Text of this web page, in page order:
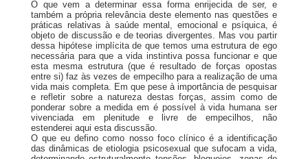
O que vem a determinar essa forma enrijecida de ser, e
também a própria relevância deste elemento nas questões e
práticas relativas à saúde mental, emocional e psíquica, é
objeto de discussão e de teorias divergentes. Mas vou partir
dessa hipótese implícita de que temos uma estrutura de ego
necessária para que a vida instintiva possa funcionar e que
esta mesma estrutura (que é resultado de forças opostas
entre si) faz às vezes de empecilho para a realização de uma
vida mais completa. Em que pese à importância de pesquisar
e refletir sobre a natureza destas forças, assim como de
ponderar sobre a medida em é possível à vida humana ser
vivenciada em plenitude e livre de empecilhos, não
estenderei aqui esta discussão.
O que eu defino como nosso foco clínico é a identificação
das dinâmicas de etiologia psicosexual que sufocam a vida,